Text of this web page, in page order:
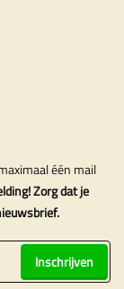
één mail
Zorg dat je
Inschrijven